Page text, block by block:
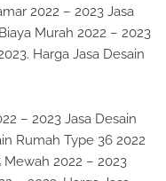
2022 – 2023 Jasa
Murah 2022 – 2023
Harga Jasa Desain
– 2023 Jasa Desain
Rumah Type 36 2022
Mewah 2022 – 2023